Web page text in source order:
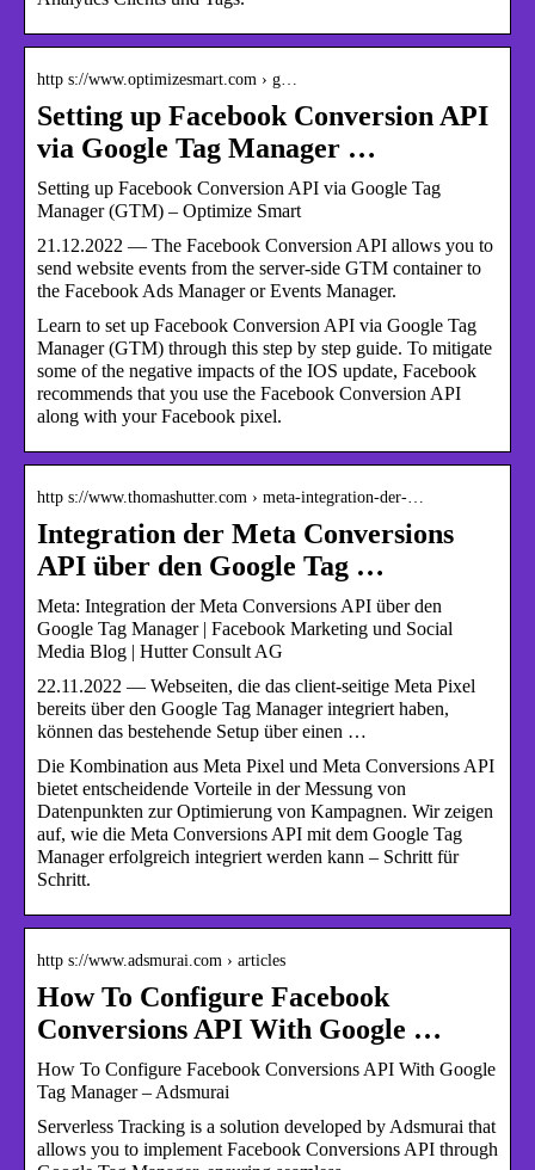
http s://www.optimizesmart.com › g…
Setting up Facebook Conversion API
via Google Tag Manager …
Setting up Facebook Conversion API via Google Tag
Manager (GTM) – Optimize Smart
21.12.2022 — The Facebook Conversion API allows you to
send website events from the server-side GTM container to
the Facebook Ads Manager or Events Manager.
Learn to set up Facebook Conversion API via Google Tag
Manager (GTM) through this step by step guide. To mitigate
some of the negative impacts of the IOS update, Facebook
recommends that you use the Facebook Conversion API
along with your Facebook pixel.
http s://www.thomashutter.com › meta-integration-der-…
Integration der Meta Conversions
API über den Google Tag …
Meta: Integration der Meta Conversions API über den
Google Tag Manager | Facebook Marketing und Social
Media Blog | Hutter Consult AG
22.11.2022 — Webseiten, die das client-seitige Meta Pixel
bereits über den Google Tag Manager integriert haben,
können das bestehende Setup über einen …
Die Kombination aus Meta Pixel und Meta Conversions API
bietet entscheidende Vorteile in der Messung von
Datenpunkten zur Optimierung von Kampagnen. Wir zeigen
auf, wie die Meta Conversions API mit dem Google Tag
Manager erfolgreich integriert werden kann – Schritt für
Schritt.
http s://www.adsmurai.com › articles
How To Configure Facebook
Conversions API With Google …
How To Configure Facebook Conversions API With Google
Tag Manager – Adsmurai
Serverless Tracking is a solution developed by Adsmurai that
allows you to implement Facebook Conversions API through